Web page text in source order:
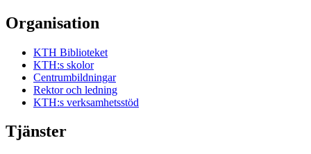
Organisation
KTH Biblioteket
KTH:s skolor
Centrumbildningar
Rektor och ledning
KTH:s verksamhetsstöd
Tjänster